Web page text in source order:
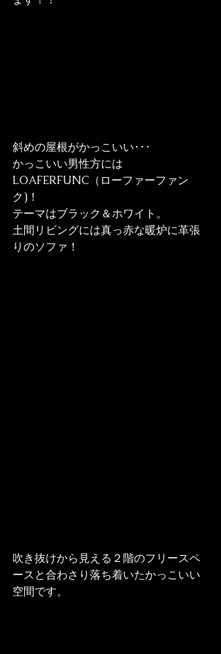
斜めの屋根がかっこいい･･･
かっこいい男性方には
LOAFERFUNC（ローファーファン
ク)！
テーマはブラック＆ホワイト。
土間リビングには真っ赤な暖炉に革張
りのソファ！
吹き抜けから見える２階のフリースペ
ースと合わさり落ち着いたかっこいい
空間です。